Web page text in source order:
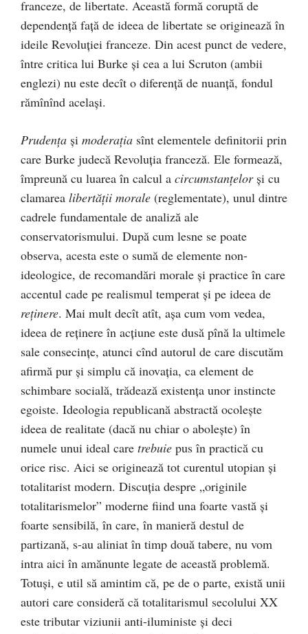
franceze, de libertate. Această formă coruptă de
dependenţă faţă de ideea de libertate se originează în
ideile Revoluţiei franceze. Din acest punct de vedere,
între critica lui Burke şi cea a lui Scruton (ambii
englezi) nu este decît o diferenţă de nuanţă, fondul
rămînînd acelaşi.
Prudenţa şi moderaţia sînt elementele definitorii prin
care Burke judecă Revoluţia franceză. Ele formează,
împreună cu luarea în calcul a circumstanţelorşi cu
clamarea libertăţii morale (reglementate), unul dintre
cadrele fundamentale de analiză ale
conservatorismului. După cum lesne se poate
observa, acesta este o sumă de elemente non-
ideologice, de recomandări morale şi practice în care
accentul cade pe realismul temperat şi pe ideea de
reţinere. Mai mult decît atît, aşa cum vom vedea,
ideea de reţinere în acţiune este dusă pînă la ultimele
sale consecinţe, atunci cînd autorul de care discutăm
afirmă pur şi simplu că inovaţia, ca element de
schimbare socială, trădează existenţa unor instincte
egoiste. Ideologia republicană abstractă ocoleşte
ideea de realitate (dacă nu chiar o aboleşte) în
numele unui ideal care trebuie pus în practică cu
orice risc. Aici se originează tot curentul utopian şi
totalitarist modern. Discuţia despre „originile
totalitarismelor” moderne fiind una foarte vastă şi
foarte sensibilă, în care, în manieră destul de
partizană, s-au aliniat în timp două tabere, nu vom
intra aici în amănunte legate de această problemă.
Totuşi, e util să amintim că, pe de o parte, există unii
autori care consideră că totalitarismul secolului XX
este tributar viziunii anti-iluministe şi deci